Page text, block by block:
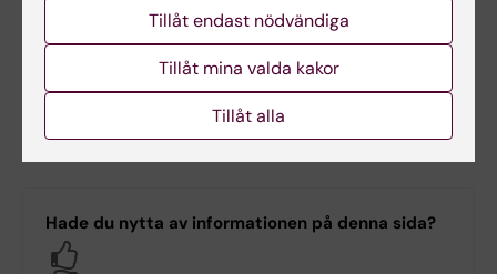
Suicide and mental
health lab – Vladimir
Carli och Gergö
Hadlaczkys grupp
Hade du nytta av informationen på denna sida?
Tillåt endast nödvändiga
Tillåt mina valda kakor
Tillåt alla